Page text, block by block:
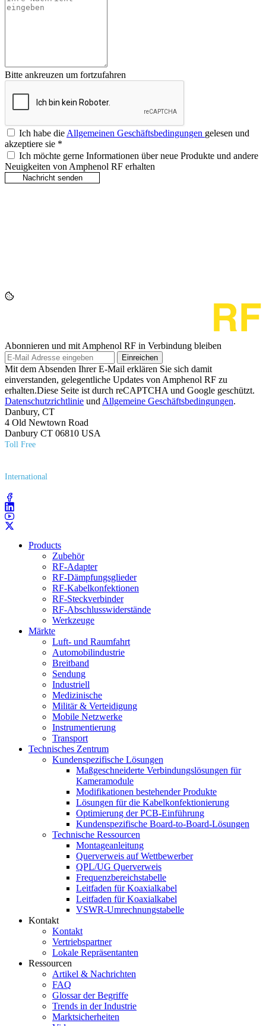
Bitte ankreuzen um fortzufahren
Ich habe dieAllgemeinen Geschäftsbedingungen gelesen und
akzeptiere sie *
Ich möchte gerne Informationen über neue Produkte und andere
Neuigkeiten von Amphenol RF erhalten
Abonnieren und mit Amphenol RF in Verbindung bleiben
Einreichen
Mit dem Absenden Ihrer E-Mail erklären Sie sich damit
einverstanden, gelegentliche Updates von Amphenol RF zu
erhalten.Diese Seite ist durch reCAPTCHA und Google geschützt.
Datenschutzrichtlinie und Allgemeine Geschäftsbedingungen.
Danbury, CT
4 Old Newtown Road
Danbury CT 06810 USA
Toll Free
International
Products
Zubehör
RF-Adapter
RF-Dämpfungsglieder
RF-Kabelkonfektionen
RF-Steckverbinder
RF-Abschlusswiderstände
Werkzeuge
Märkte
Luft- und Raumfahrt
Automobilindustrie
Breitband
Sendung
Industriell
Medizinische
Militär & Verteidigung
Mobile Netzwerke
Instrumentierung
Transport
Technisches Zentrum
Kundenspezifische Lösungen
Maßgeschneiderte Verbindungslösungen für
Kameramodule
Modifikationen bestehender Produkte
Lösungen für die Kabelkonfektionierung
Optimierung der PCB-Einführung
Kundenspezifische Board-to-Board-Lösungen
Technische Ressourcen
Montageanleitung
Querverweis auf Wettbewerber
QPL/UG Querverweis
Frequenzbereichstabelle
Leitfaden für Koaxialkabel
Leitfaden für Koaxialkabel
VSWR-Umrechnungstabelle
Kontakt
Kontakt
Vertriebspartner
Lokale Repräsentanten
Ressourcen
Artikel & Nachrichten
FAQ
Glossar der Begriffe
Trends in der Industrie
Marktsicherheiten